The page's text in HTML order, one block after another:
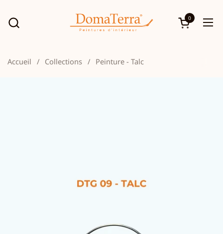
Ouvrir le
0
Accueil / Collections / Peinture - Talc